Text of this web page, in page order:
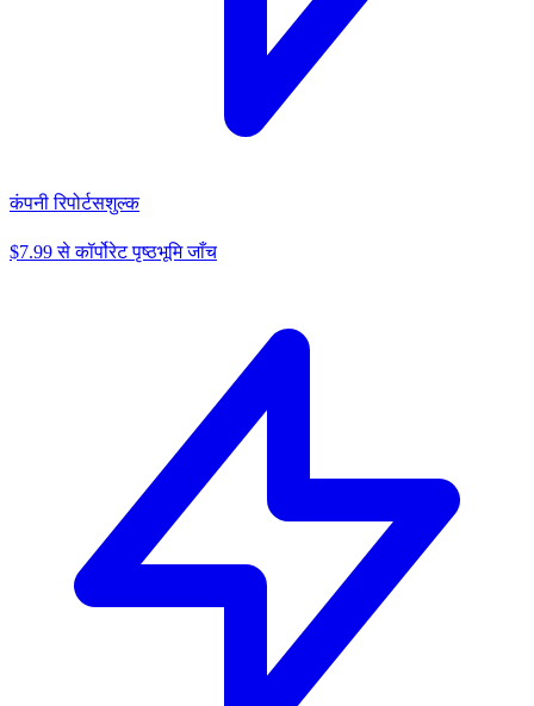
कंपनी रिपोर्टसशुल्क
$7.99 से कॉर्पोरेट पृष्ठभूमि जाँच